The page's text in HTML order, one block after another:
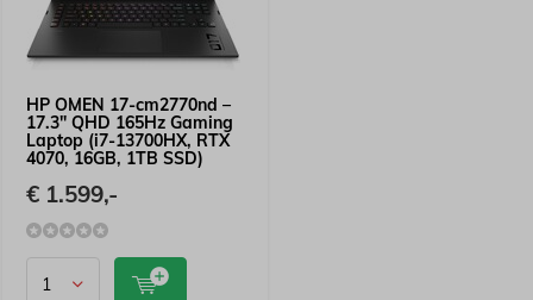
HP OMEN 17-cm2770nd –
17.3" QHD 165Hz Gaming
Laptop (i7-13700HX, RTX
4070, 16GB, 1TB SSD)
€ 1.599,-